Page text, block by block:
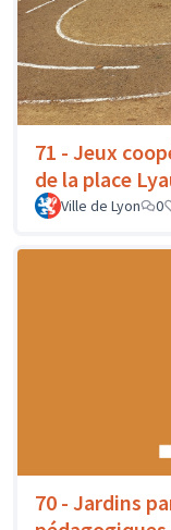
71 - Jeux
de la place
Ville de Lyon 0
70 - Jardins